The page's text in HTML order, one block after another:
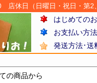
店休日（日曜日・祝日・第2
はじめての
お支払い方
発送方法･送